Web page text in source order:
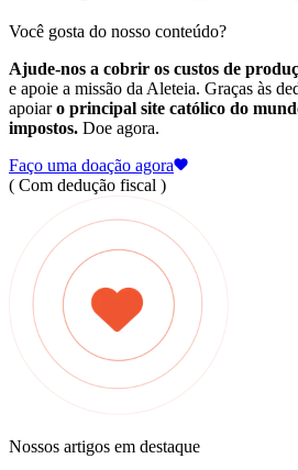
Você gosta do nosso conteúdo?
Ajude-nos a cobrir os custos de
e apoie a missão da Aleteia. Graças às
apoiaro principal site católico do
impostos. Doe agora.
Faço uma doação agora
( Com dedução fiscal )
Nossos artigos em destaque